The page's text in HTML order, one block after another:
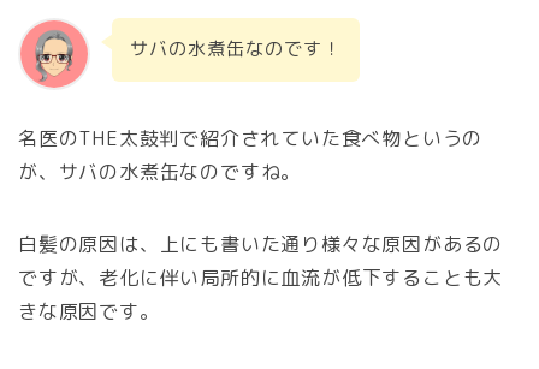
サバの水煮缶なのです！
名医のTHE太鼓判で紹介されていた食べ物というの
が、サバの水煮缶なのですね。
白髪の原因は、上にも書いた通り様々な原因があるの
ですが、老化に伴い局所的に血流が低下することも大
きな原因です。